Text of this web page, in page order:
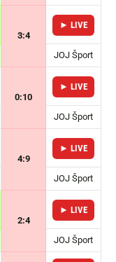
3:4
► LIVE
JOJ Šport
0:10
► LIVE
JOJ Šport
4:9
► LIVE
JOJ Šport
2:4
► LIVE
JOJ Šport